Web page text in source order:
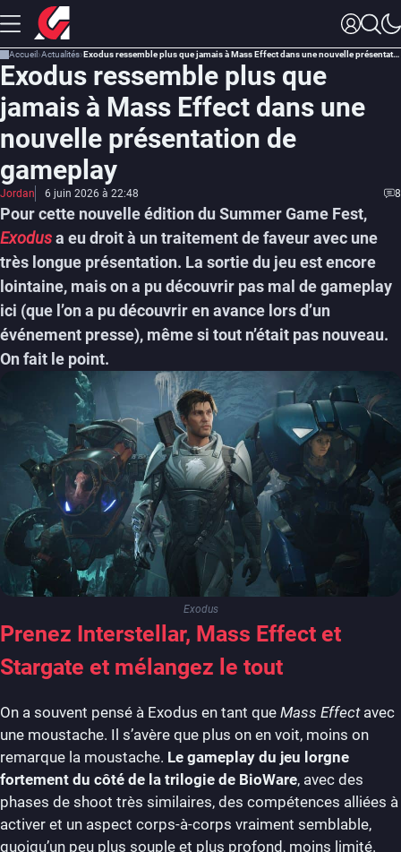
Accueil Actualités Exodus ressemble plus que jamais à Mass Effect dans une nouvelle présentation de gameplay
Exodus ressemble plus que
jamais à Mass Effect dans une
nouvelle présentation de
gameplay
Jordan 6 juin 2026 à 22:48 8
Pour cette nouvelle édition du Summer Game Fest,
Exodusa eu droit à un traitement de faveur avec une
très longue présentation. La sortie du jeu est encore
lointaine, mais on a pu découvrir pas mal de gameplay
ici (que l’on a pu découvrir en avance lors d’un
événement presse), même si tout n’était pas nouveau.
On fait le point.
Exodus
Prenez Interstellar, Mass Effect et
Stargate et mélangez le tout
On a souvent pensé à Exodus en tant que Mass Effectavec
une moustache. Il s’avère que plus on en voit, moins on
remarque la moustache. Le gameplay du jeu lorgne
fortement du côté de la trilogie de BioWare, avec des
phases de shoot très similaires, des compétences alliées à
activer et un aspect corps-à-corps vraiment semblable,
quoiqu’un peu plus souple et plus profond, moins limité.